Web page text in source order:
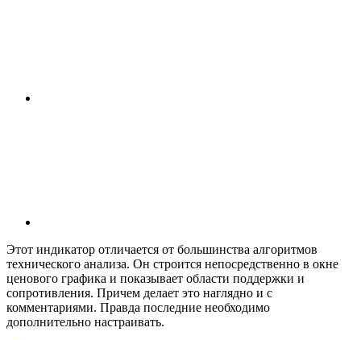
Этот индикатор отличается от большинства алгоритмов
технического анализа. Он строится непосредственно в окне
ценового графика и показывает области поддержки и
сопротивления. Причем делает это наглядно и с
комментариями. Правда последние необходимо
дополнительно настраивать.